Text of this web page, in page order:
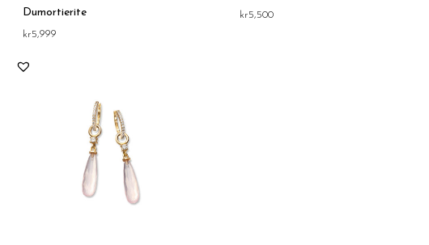
Dumortierite
kr5,999
kr5,500